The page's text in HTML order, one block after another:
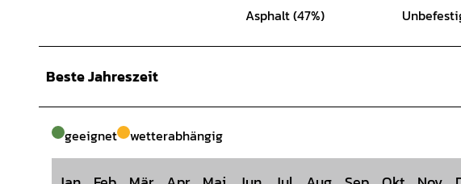
Asphalt (47%)
Beste Jahreszeit
geeignet wetterabhängig